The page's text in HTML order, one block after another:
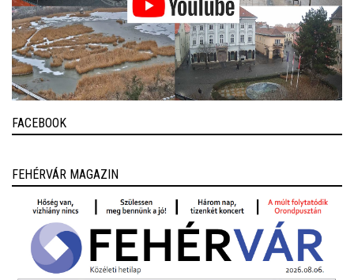
FACEBOOK
FEHÉRVÁR MAGAZIN